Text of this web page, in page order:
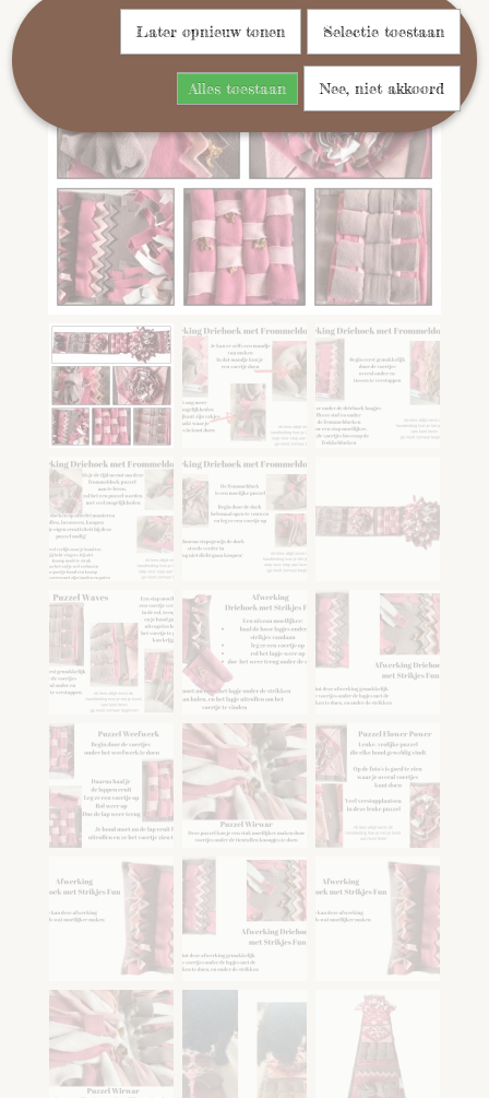
Later opnieuw tonen Selectie toestaan
Alles toestaan Nee, niet akkoord